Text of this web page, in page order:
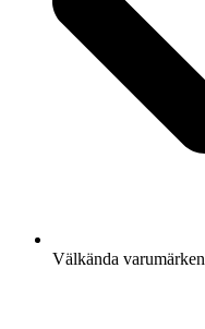
Välkända varumärken